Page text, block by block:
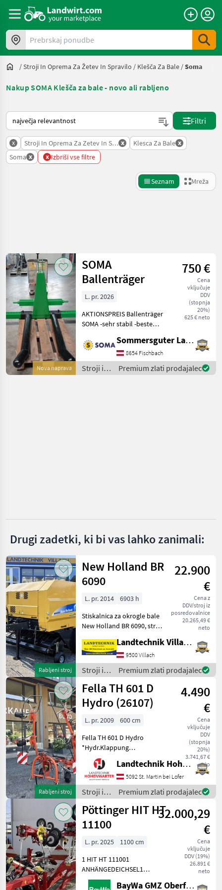
Prebrskaj ponudbe
/Stroji In Oprema Za Žetev In Spravilo / Klešča Za Bale /Soma
Nakup SOMA Klešča za bale - novo ali rabljeno
Tako je razvrščeno na Landwirt.com
Filtri
x Stroji In Oprema Za Zetev In Spravilo
x Klesca Za Bale x
Soma x x Izbriši vse filtre
Seznam Mreža
Kategorija 4 Država
TRENUTNA
POT
Kmetijska
tehnika
Stroji In
Oprema
Za Zetev
In
Spravilo
Fliegl
Quicke
Prikaži
vse
(17)
MARKETPLACE
Marketplace
Ponudbe
trgovcev
Mali
oglasi
Ponastavi
Prikaži 1
rezultatov
Nova naprava
SOMA
Ballenträger
750 €
Cena
vključuje
DDV
(stopnja
20%)
625 € neto
L. pr. 2026
AKTIONSPREIS Ballenträger
SOMA -sehr stabil -beste
Rundballenzinken -
massiver Anbaubock KAT 2
OPTIONAL mit
Staplerzinken Lieferbar.
Sommersguter Landmaschinen GmbH
8654 Fischbach
Stroji in
oprema
Premium zlati prodajalec
Drugi zadetki, ki bi vas lahko zanimali:
Rabljeni stroj
New Holland BR
6090
22.900
€
Cena z
DDV/stroj iz
posredovalnice
20.265,49 €
neto
L. pr. 2014
6903 h
Stiskalnica za okrogle bale
New Holland BR 6090, stroj
premera 1, 25 m, rezalni
rotor s 15 noži, udoben
sistem upravljanja Bale
Command Plus,
Landtechnik Villach GmbH
9500 Villach
Stroji in
oprema
za žetev
in
spravilo
/ New
Premium zlati prodajalec
Rabljeni stroj
Fella TH 601 D
Hydro (26107)
4.490
€
Cena
vključuje
DDV
(stopnja
20%)
3.741,67 €
neto
L. pr. 2009
600 cm
Fella TH 601 D Hydro
*Hydr.Klappung
*Gelenkwelle *Warnrafeln
Nachstehend finden Sie
ähnliche Suchbegriffe und
alternative Bezeichnungen
für Kreisler Keywords: Kreis
Landtechnik Hohenwarter GmbH
5092 St. Martin bei Lofer
Stroji in
oprema
za žetev
in
spravilo
/ Fella
Premium zlati prodajalec
Pöttinger HIT HT
11100
32.000,29
€
Cena
vključuje
DDV (19%)
26.891 €
neto
L. pr. 2025
1100 cm
1 HIT HT 111001
ANHÄNGEDEICHSEL1
ANHÄNGEPOSITION OBEN1
BayWa GMZ Oberfranken